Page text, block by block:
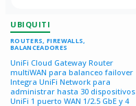
UBIQUITI
ROUTERS, FIREWALLS,
BALANCEADORES
UniFi Cloud Gateway Router
multiWAN para balanceo failover
Integra UniFi Network para
administrar hasta 30 dispositivos
UniFi 1 puerto WAN 1/2.5 GbE y 4